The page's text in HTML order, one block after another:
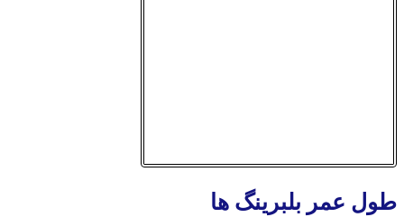
طول عمر بلبرینگ ها